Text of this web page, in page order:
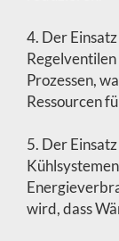
4. Der
Prozessen,
Ressourcen
5. Der
wird, dass